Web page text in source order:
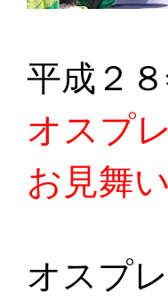
平成２
オスプ
お見舞
オスプ